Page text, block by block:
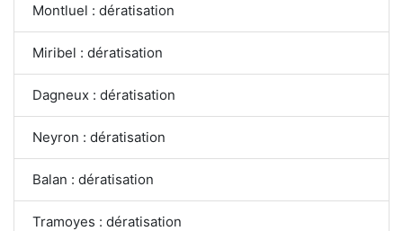
Montluel : dératisation
Miribel : dératisation
Dagneux : dératisation
Neyron : dératisation
Balan : dératisation
Tramoyes : dératisation